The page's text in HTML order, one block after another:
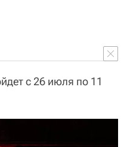
с 26 июля по 11